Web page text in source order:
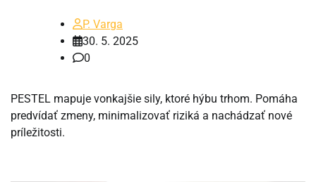
P. Varga
30. 5. 2025
0
PESTEL mapuje vonkajšie sily, ktoré hýbu trhom. Pomáha
predvídať zmeny, minimalizovať riziká a nachádzať nové
príležitosti.